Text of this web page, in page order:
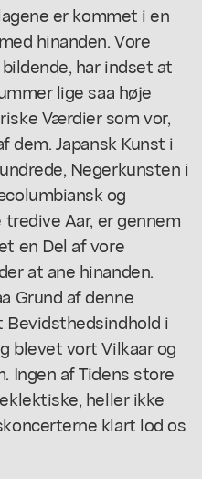
er kommet i en
hinanden. Vore
har indset at
lige saa høje
Værdier som vor,
dem. Japansk Kunst i
Negerkunsten i
og
Aar, er gennem
en Del af vore
at ane hinanden.
Grund af denne
i
blevet vort Vilkaar og
Ingen af Tidens store
heller ikke
klart lod os